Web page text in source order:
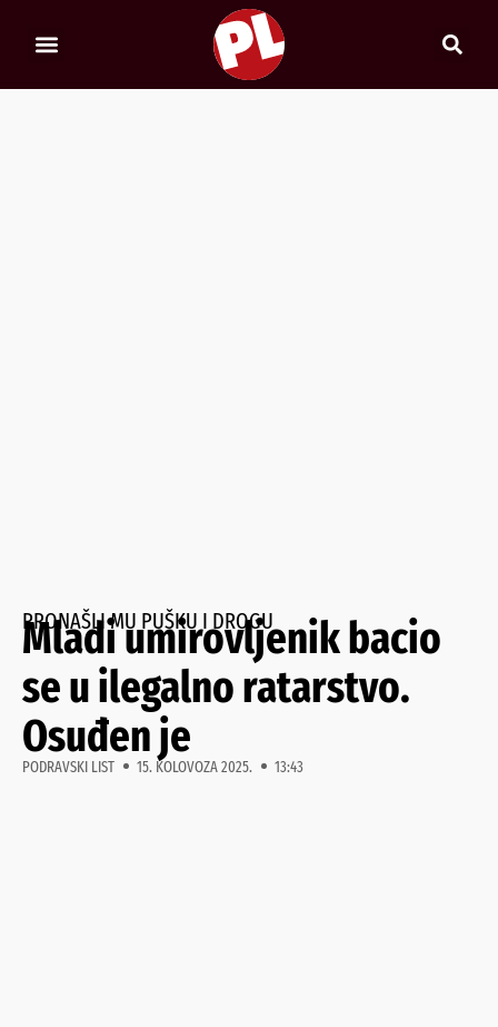
PRONAŠLI MU PUŠKU I DROGU
Mladi umirovljenik bacio
se u ilegalno ratarstvo.
Osuđen je
PODRAVSKI LIST 15. KOLOVOZA 2025. 13:43